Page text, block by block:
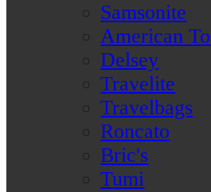
Samsonite
American
Delsey
Travelite
Travelbags
Roncato
Bric's
Tumi